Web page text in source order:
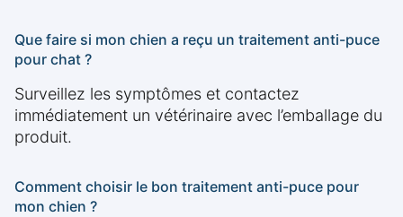
Que faire si mon chien a reçu un traitement anti-puce
pour chat ?
Surveillez les symptômes et contactez
immédiatement un vétérinaire avec l’emballage du
produit.
Comment choisir le bon traitement anti-puce pour
mon chien ?